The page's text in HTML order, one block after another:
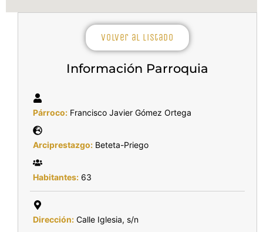
Volver al listado
Información Parroquia
Párroco: Francisco Javier Gómez Ortega
Arciprestazgo: Beteta-Priego
Habitantes: 63
Dirección: Calle Iglesia, s/n